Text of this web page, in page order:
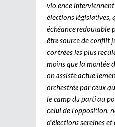
violence interviennent
élections législatives,
échéance redoutable
être source de conflit
contrées les plus
moins que la montée
on assiste
orchestrée par ceux
le camp du parti au
celui de l’opposition,
d’élections sereines